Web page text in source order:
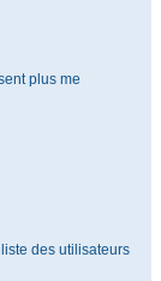
plus me
des utilisateurs